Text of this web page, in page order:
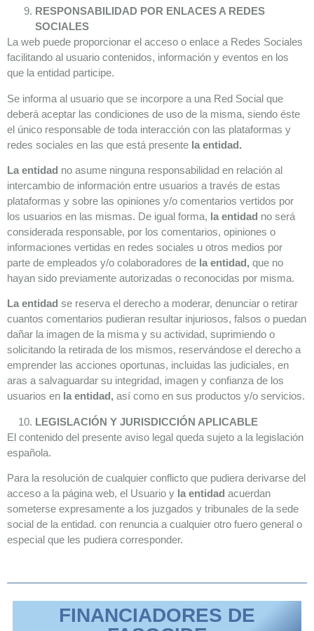
RESPONSABILIDAD POR ENLACES A REDES
SOCIALES
La web puede proporcionar el acceso o enlace a Redes Sociales
facilitando al usuario contenidos, información y eventos en los
que la entidad participe.
Se informa al usuario que se incorpore a una Red Social que
deberá aceptar las condiciones de uso de la misma, siendo éste
el único responsable de toda interacción con las plataformas y
redes sociales en las que está presente la entidad.
La entidad no asume ninguna responsabilidad en relación al
intercambio de información entre usuarios a través de estas
plataformas y sobre las opiniones y/o comentarios vertidos por
los usuarios en las mismas. De igual forma, la entidad no será
considerada responsable, por los comentarios, opiniones o
informaciones vertidas en redes sociales u otros medios por
parte de empleados y/o colaboradores de la entidad, que no
hayan sido previamente autorizadas o reconocidas por misma.
La entidad se reserva el derecho a moderar, denunciar o retirar
cuantos comentarios pudieran resultar injuriosos, falsos o puedan
dañar la imagen de la misma y su actividad, suprimiendo o
solicitando la retirada de los mismos, reservándose el derecho a
emprender las acciones oportunas, incluidas las judiciales, en
aras a salvaguardar su integridad, imagen y confianza de los
usuarios en la entidad, así como en sus productos y/o servicios.
LEGISLACIÓN Y JURISDICCIÓN APLICABLE
El contenido del presente aviso legal queda sujeto a la legislación
española.
Para la resolución de cualquier conflicto que pudiera derivarse del
acceso a la página web, el Usuario y la entidad acuerdan
someterse expresamente a los juzgados y tribunales de la sede
social de la entidad. con renuncia a cualquier otro fuero general o
especial que les pudiera corresponder.
FINANCIADORES DE